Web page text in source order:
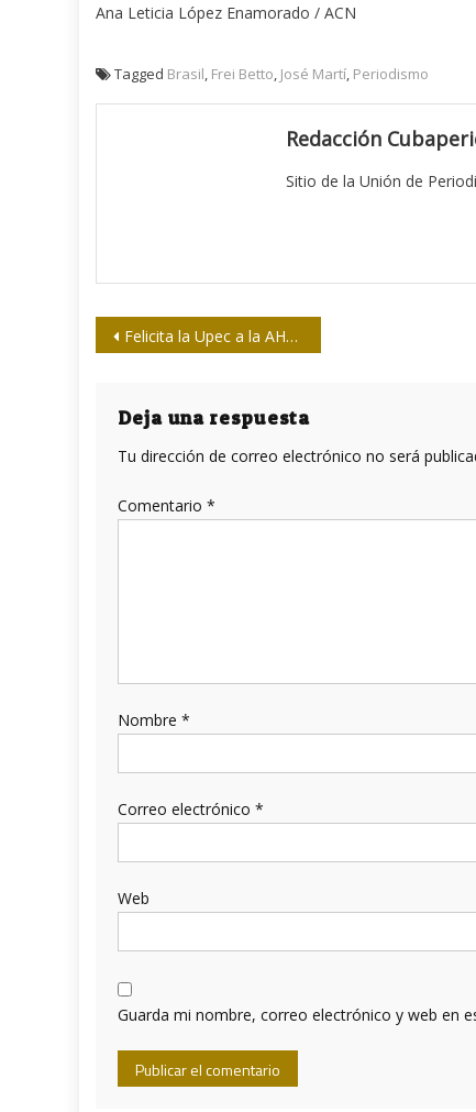
Ana Leticia López Enamorado / ACN
Tagged Brasil, Frei Betto, José Martí, Periodismo
Redacción
Sitio de la Unión de
Navegación
entradas
Felicita la Upec a la AHS en su 30 cumpleaños
Deja una respuesta
Tu dirección de correo electrónico no será
Comentario *
Nombre *
Correo electrónico *
Web
Guarda mi nombre, correo electrónico y web en